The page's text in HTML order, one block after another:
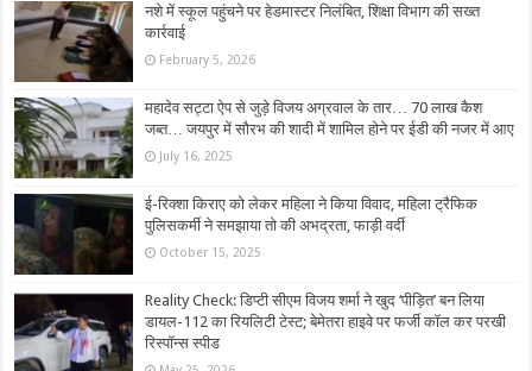
नशे में स्कूल पहुंचने पर हेडमास्टर निलंबित, शिक्षा विभाग की सख्त
कार्रवाई
February 5, 2026
महादेव सट्टा ऐप से जुड़े विजय अग्रवाल के तार… 70 लाख कैश
जब्त… जयपुर में सौरभ की शादी में शामिल होने पर ईडी की नजर में आए
July 16, 2025
ई-रिक्‍शा किराए को लेकर महिला ने किया विवाद, महिला ट्रैफिक
पुलिसकर्मी ने समझाया तो की अभद्रता, फाड़ी वर्दी
October 15, 2025
Reality Check: डिप्टी सीएम विजय शर्मा ने खुद ‘पीड़ित’ बन लिया
डायल-112 का रियलिटी टेस्ट; बेमेतरा हाइवे पर फर्जी कॉल कर परखी
रिस्पॉन्स स्पीड